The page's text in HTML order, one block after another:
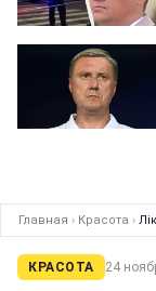
Главная › Красота ›
КРАСОТА 24